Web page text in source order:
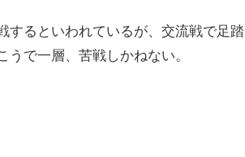
るといわれているが、交流戦で足踏
で一層、苦戦しかねない。